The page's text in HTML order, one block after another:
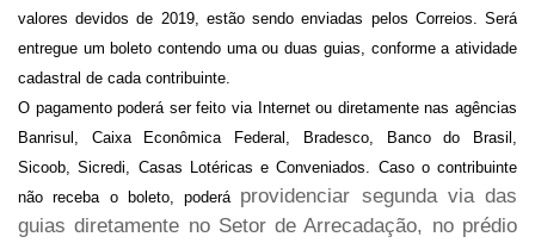
valores devidos de 2019, estão sendo enviadas pelos Correios. Será
entregue um boleto contendo uma ou duas guias, conforme a atividade
cadastral de cada contribuinte.
O pagamento poderá ser feito via Internet ou diretamente nas agências
Banrisul, Caixa Econômica Federal, Bradesco, Banco do Brasil,
Sicoob, Sicredi, Casas Lotéricas e Conveniados. Caso o contribuinte
não receba o boleto, poderá providenciar segunda via das
guias diretamente no Setor de Arrecadação, no prédio